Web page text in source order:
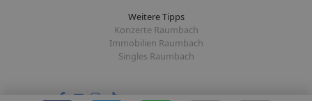
Weitere Tipps
Konzerte Raumbach
Immobilien Raumbach
Singles Raumbach